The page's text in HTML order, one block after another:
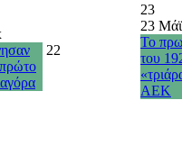
22
23
23
Το
του
ΑΕΚ